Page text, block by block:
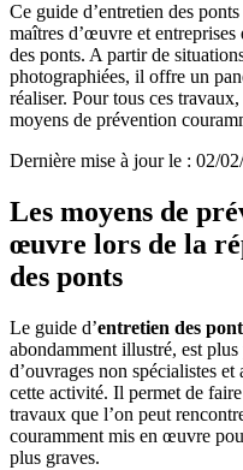
Ce guide d’entretien des
maîtres d’œuvre et
des ponts. A partir de
photographiées, il offre un
réaliser. Pour tous ces
moyens de prévention
Dernière mise à jour le : 02/
Les moyens de
œuvre lors de la
des ponts
Le guide d’entretien des
abondamment illustré, est
d’ouvrages non spécialistes et
cette activité. Il permet de
travaux que l’on peut
couramment mis en œuvre
plus graves.